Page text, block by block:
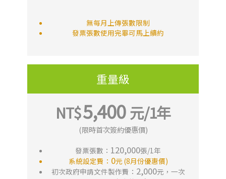
無每月上傳張數限制
發票張數使用完畢可馬上續約
重量級
5,400
(限時首次簽約優惠價)
發票張數： 120,000張/1年
系統設定費： 0元 (8月份優惠價)
初次政府申請文件製作費： 2,000元，一次